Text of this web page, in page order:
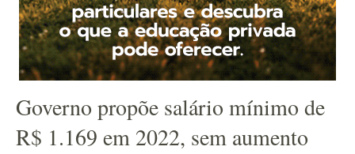
Governo propõe salário mínimo de
R$ 1.169 em 2022, sem aumento